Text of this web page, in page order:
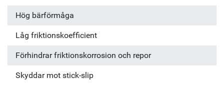
Hög bärförmåga
Låg friktionskoefficient
Förhindrar friktionskorrosion och repor
Skyddar mot stick-slip